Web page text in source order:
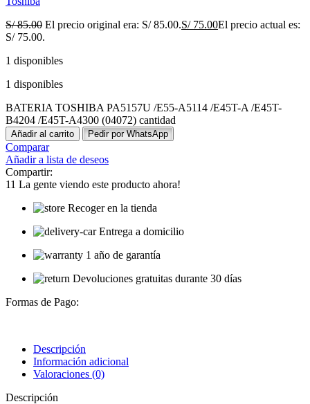
S/85.00 El precio original era: S/ 85.00.S/75.00El precio actual es:
S/ 75.00.
1 disponibles
1 disponibles
BATERIA TOSHIBA PA5157U /E55-A5114 /E45T-A /E45T-
B4204 /E45T-A4300 (04072) cantidad
Añadir al carrito Pedir por WhatsApp
Comparar
Añadir a lista de deseos
Compartir:
11 La gente viendo este producto ahora!
Recoger en la tienda
Entrega a domicilio
1 año de garantía
Devoluciones gratuitas durante 30 días
Formas de Pago:
Descripción
Información adicional
Valoraciones (0)
Descripción